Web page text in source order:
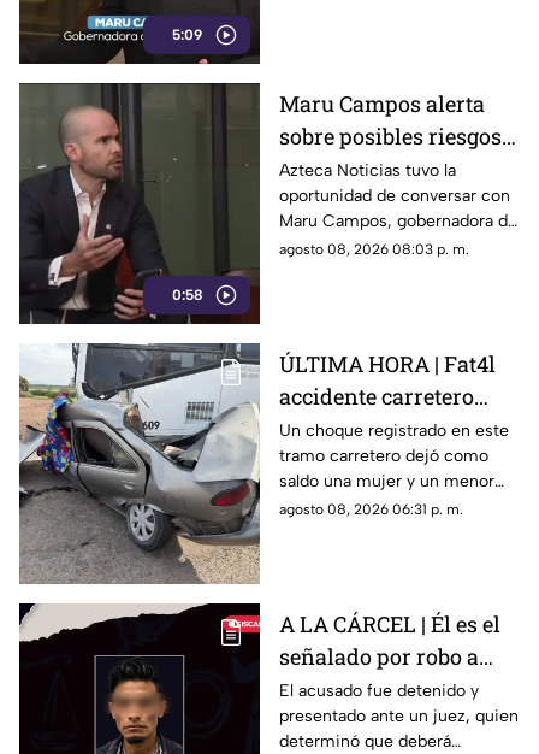
5:09
0:58
Maru Campos alerta
sobre posibles riesgos
para la libertad de
expresión
Azteca Noticias tuvo la
oportunidad de conversar con
Maru Campos, gobernadora de
Chihuahua, quien habló sobre
para la libertad de expresión
agosto 08, 2026 08:03 p. m.
ÚLTIMA HORA | Fat4l
accidente carretero
deja una mujer y un
niño mu3rtos en San
Juan del Río
Un choque registrado en este
tramo carretero dejó como
saldo una mujer y un menor
sin vida, además de una
agosto 08, 2026 06:31 p. m.
A LA CÁRCEL | Él es el
señalado por robo a
una casa en Santa Rosa
Jáuregui
El acusado fue detenido y
presentado ante un juez, quien
determinó que deberá